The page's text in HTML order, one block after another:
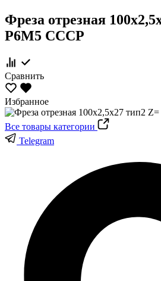
Фреза отрезная
Р6М5 СССР
Сравнить
Избранное
Все товары категории
Telegram